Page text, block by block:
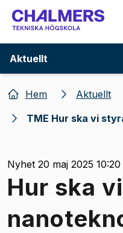
Gå till
Aktuellt
Hem Aktuellt
TME Hur ska vi
Nyhet 20 maj 2025 10:20
Hur ska